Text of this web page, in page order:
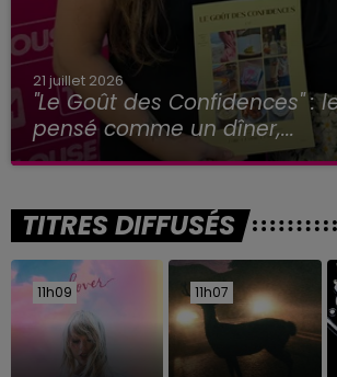
21 juillet 2026
"Le Goût des Confidences" :
pensé comme un dîner,...
TITRES DIFFUSÉS
11h09
11h09 11h07
11h07